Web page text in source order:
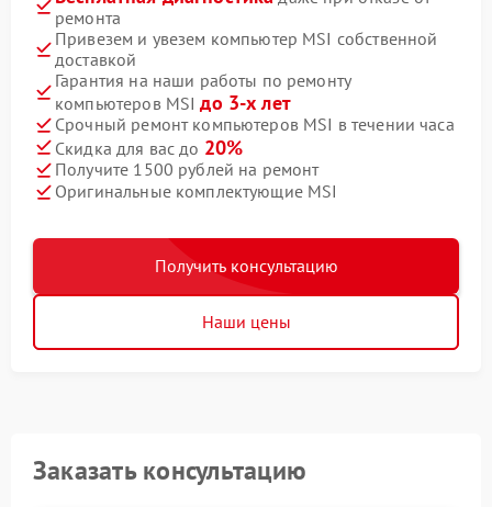
ремонта
Привезем и увезем компьютер MSI собственной
доставкой
Гарантия на наши работы по ремонту
компьютеров MSIдо 3-х лет
Срочный ремонт компьютеров MSI в течении часа
Скидка для вас до 20%
Получите 1500 рублей на ремонт
Оригинальные комплектующие MSI
Получить консультацию
Наши цены
Заказать консультацию